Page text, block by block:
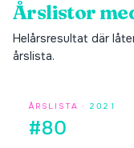
Årslistor
Helårsresultat där
årslista.
ÅRSLISTA · 2021
#80